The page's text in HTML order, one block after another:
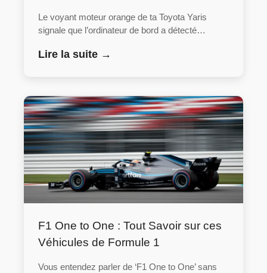
Le voyant moteur orange de ta Toyota Yaris
signale que l’ordinateur de bord a détecté…
Lire la suite →
F1 One to One : Tout Savoir sur ces
Véhicules de Formule 1
Vous entendez parler de ‘F1 One to One’ sans